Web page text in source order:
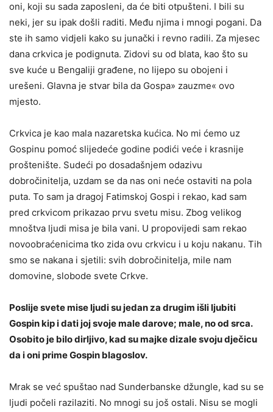
oni, koji su sada zaposleni, da će biti otpušteni. I bili su
neki, jer su ipak došli raditi. Među njima i mnogi pogani. Da
ste ih samo vidjeli kako su junački i revno radili. Za mjesec
dana crkvica je podignuta. Zidovi su od blata, kao što su
sve kuće u Bengaliji građene, no lijepo su obojeni i
urešeni. Glavna je stvar bila da Gospa» zauzme« ovo
mjesto.
Crkvica je kao mala nazaretska kućica. No mi ćemo uz
Gospinu pomoć slijedeće godine podići veće i krasnije
proštenište. Sudeći po dosadašnjem odazivu
dobročinitelja, uzdam se da nas oni neće ostaviti na pola
puta. To sam ja dragoj Fatimskoj Gospi i rekao, kad sam
pred crkvicom prikazao prvu svetu misu. Zbog velikog
mnoštva ljudi misa je bila vani. U propovijedi sam rekao
novoobraćenicima tko zida ovu crkvicu i u koju nakanu. Tih
smo se nakana i sjetili: svih dobročinitelja, mile nam
domovine, slobode svete Crkve.
Poslije svete mise ljudi su jedan za drugim išli ljubiti
Gospin kip i dati joj svoje male darove; male, no od srca.
Osobito je bilo dirljivo, kad su majke dizale svoju dječicu
da i oni prime Gospin blagoslov.
Mrak se već spuštao nad Sunderbanske džungle, kad su se
ljudi počeli razilaziti. No mnogi su još ostali. Nisu se mogli